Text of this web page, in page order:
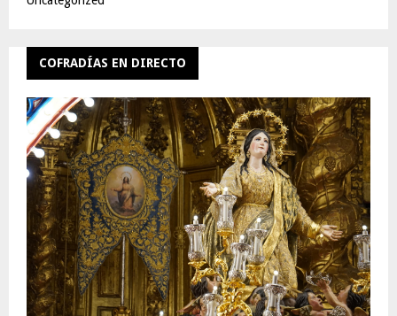
COFRADÍAS EN DIRECTO